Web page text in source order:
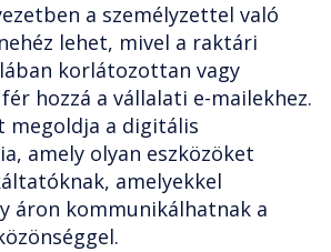
a személyzettel való
lehet, mivel a raktári
korlátozottan vagy
hozzá a vállalati e-mailekhez.
megoldja a digitális
amely olyan eszközöket
amelyekkel
áron kommunikálhatnak a